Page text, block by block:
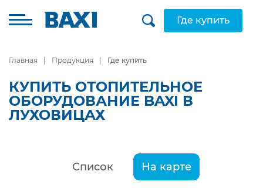
Где купить
Главная Продукция Где купить
КУПИТЬ ОТОПИТЕЛЬНОЕ
ОБОРУДОВАНИЕ BAXI В
ЛУХОВИЦАХ
Список На карте